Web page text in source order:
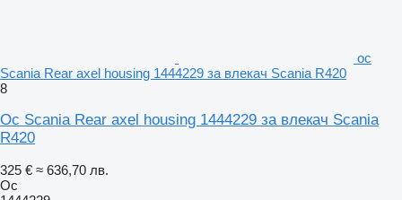
ос
Scania Rear axel housing 1444229 за влекач Scania R420
8
Ос Scania Rear axel housing 1444229 за влекач Scania
R420
325 € ≈ 636,70 лв.
Ос